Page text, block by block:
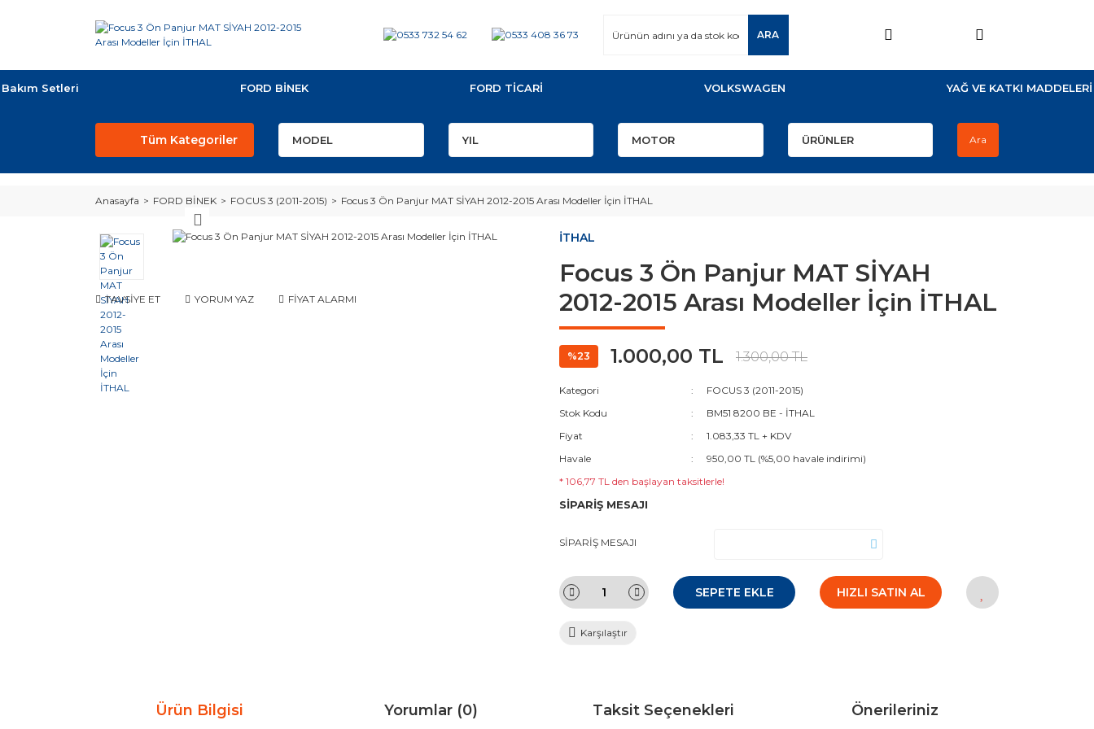
ARA
Bakım Setleri FORD BİNEK FORD TİCARİ VOLKSWAGEN YAĞ VE KATKI MADDELERİ
Tüm Kategoriler Ara
Anasayfa FORD BİNEK FOCUS 3 (2011-2015) Focus 3 Ön Panjur MAT SİYAH 2012-2015 Arası Modeller İçin İTHAL
TAVSİYE ET YORUM YAZ FİYAT ALARMI
İTHAL
Focus 3 Ön Panjur MAT SİYAH
2012-2015 Arası Modeller İçin İTHAL
%23 1.000,00 TL 1.300,00 TL
Kategori
FOCUS 3 (2011-2015)
Stok Kodu
BM51 8200 BE - İTHAL
Fiyat
1.083,33 TL + KDV
Havale
950,00 TL (%5,00 havale indirimi)
* 106,77 TL den başlayan taksitlerle!
SİPARİŞ MESAJI
SİPARİŞ MESAJI
SEPETE EKLE HIZLI SATIN AL
Karşılaştır
Ürün Bilgisi Yorumlar (0) Taksit Seçenekleri Önerileriniz